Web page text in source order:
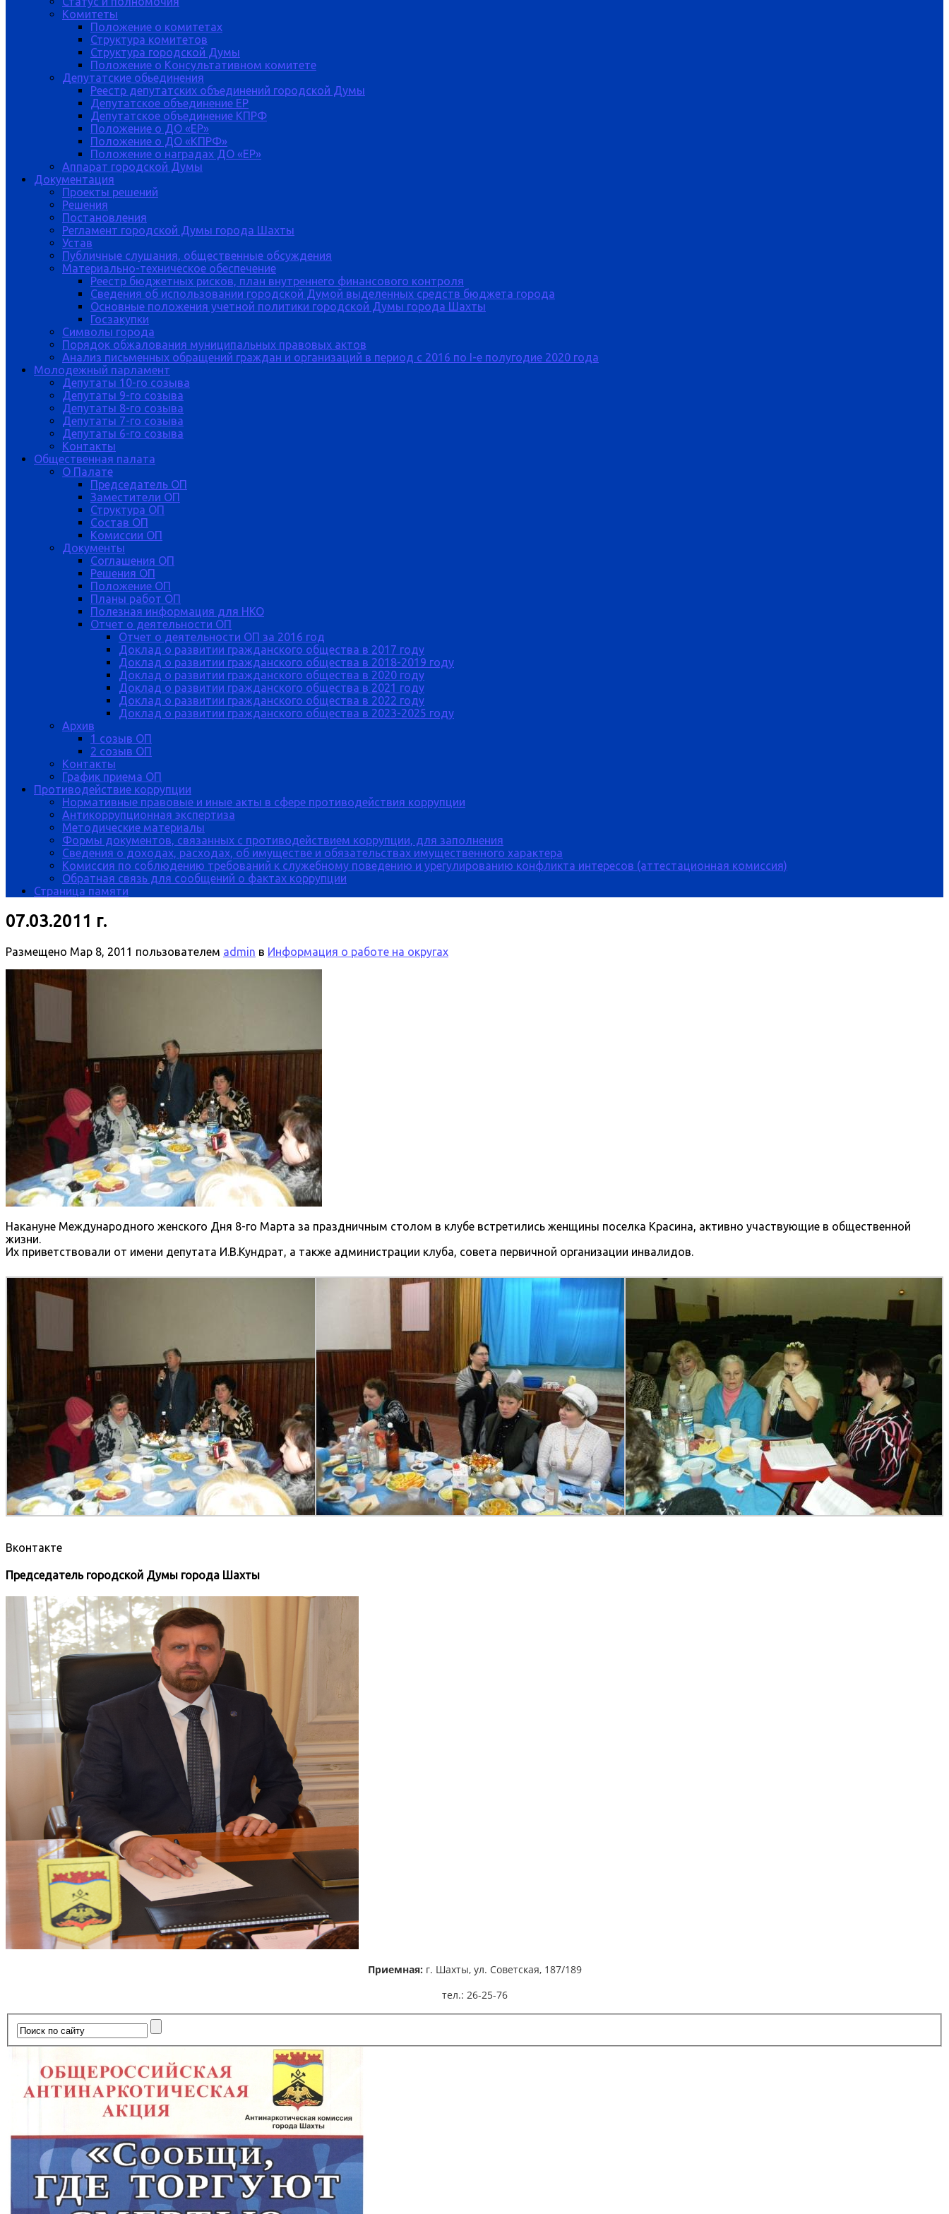
Комитеты
Положение о комитетах
Структура комитетов
Структура городской Думы
Положение о Консультативном комитете
Депутатские обьединения
Реестр депутатских объединений городской Думы
Депутатское объединение ЕР
Депутатское объединение КПРФ
Положение о ДО «ЕР»
Положение о ДО «КПРФ»
Положение о наградах ДО «ЕР»
Аппарат городской Думы
Документация
Проекты решений
Решения
Постановления
Регламент городской Думы города Шахты
Устав
Публичные слушания, общественные обсуждения
Материально-техническое обеспечение
Реестр бюджетных рисков, план внутреннего финансового контроля
Сведения об использовании городской Думой выделенных средств бюджета города
Основные положения учетной политики городской Думы города Шахты
Госзакупки
Символы города
Порядок обжалования муниципальных правовых актов
Анализ письменных обращений граждан и организаций в период с 2016 по I-е полугодие 2020 года
Молодежный парламент
Депутаты 10-го созыва
Депутаты 9-го созыва
Депутаты 8-го созыва
Депутаты 7-го созыва
Депутаты 6-го созыва
Контакты
Общественная палата
О Палате
Председатель ОП
Заместители ОП
Структура ОП
Состав ОП
Комиссии ОП
Документы
Соглашения ОП
Решения ОП
Положение ОП
Планы работ ОП
Полезная информация для НКО
Отчет о деятельности ОП
Отчет о деятельности ОП за 2016 год
Доклад о развитии гражданского общества в 2017 году
Доклад о развитии гражданского общества в 2018-2019 году
Доклад о развитии гражданского общества в 2020 году
Доклад о развитии гражданского общества в 2021 году
Доклад о развитии гражданского общества в 2022 году
Доклад о развитии гражданского общества в 2023-2025 году
Архив
1 созыв ОП
2 созыв ОП
Контакты
График приема ОП
Противодействие коррупции
Нормативные правовые и иные акты в сфере противодействия коррупции
Антикоррупционная экспертиза
Методические материалы
Формы документов, связанных с противодействием коррупции, для заполнения
Сведения о доходах, расходах, об имуществе и обязательствах имущественного характера
Комиссия по соблюдению требований к служебному поведению и урегулированию конфликта интересов (аттестационная комиссия)
Обратная связь для сообщений о фактах коррупции
Страница памяти
07.03.2011 г.
Размещено Мар 8, 2011 пользователем admin в Информация о работе на округах
Накануне Международного женского Дня 8-го Марта за праздничным столом в клубе встретились женщины поселка Красина, активно участвующие в общественной
жизни.
Их приветствовали от имени депутата И.В.Кундрат, а также администрации клуба, совета первичной организации инвалидов.
Вконтакте
Председатель городской Думы города Шахты
Приемная: г. Шахты, ул. Советская, 187/189
тел.: 26-25-76